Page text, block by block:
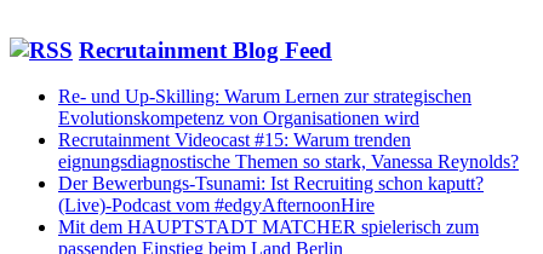
Recrutainment Blog Feed
Re- und Up-Skilling: Warum Lernen zur strategischen
Evolutionskompetenz von Organisationen wird
Recrutainment Videocast #15: Warum trenden
eignungsdiagnostische Themen so stark, Vanessa Reynolds?
Der Bewerbungs-Tsunami: Ist Recruiting schon kaputt?
(Live)-Podcast vom #edgyAfternoonHire
Mit dem HAUPTSTADT MATCHER spielerisch zum
passenden Einstieg beim Land Berlin